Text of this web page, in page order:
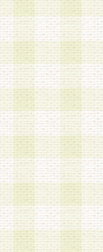
き事由の
のとします
第5条 会員
1.当社は
アドレス
シーポリシ
は、当該
す。なお
かじめ会
a.本サー
b.本サー
c.会員か
d.その他